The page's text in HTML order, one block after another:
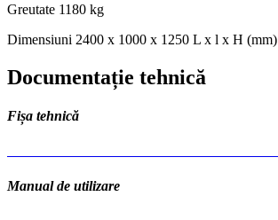
Greutate 1180 kg
Dimensiuni 2400 x 1000 x 1250 L x l x H (mm)
Documentație tehnică
Fișa tehnică
Manual de utilizare